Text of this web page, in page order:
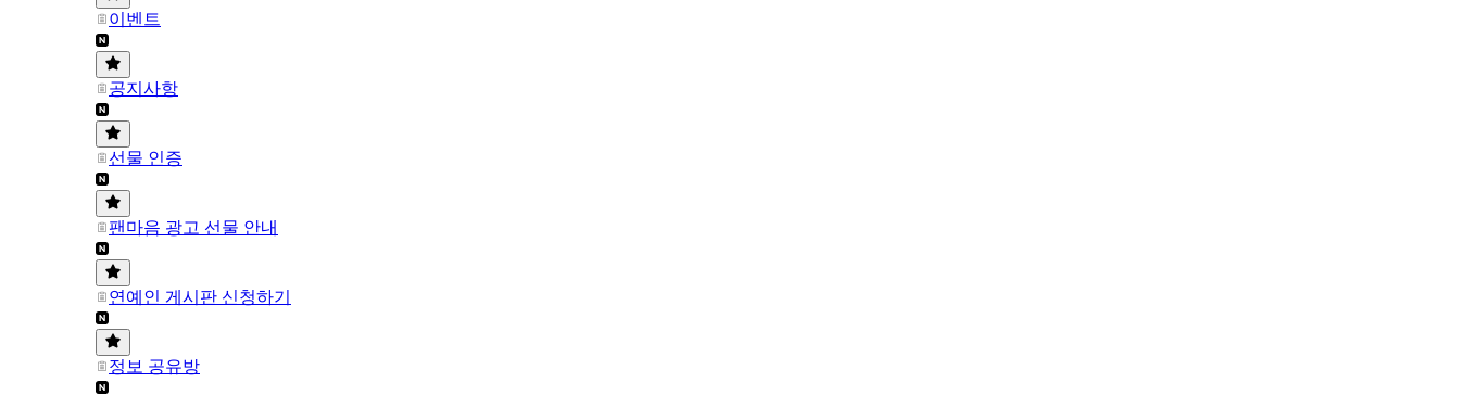
이벤트
공지사항
선물 인증
팬마음 광고 선물 안내
연예인 게시판 신청하기
정보 공유방